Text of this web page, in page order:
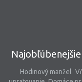
Hodinový manžel